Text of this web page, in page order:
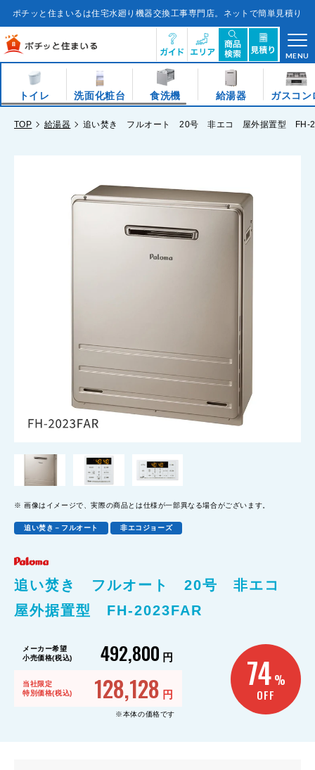
テ
に
ス
キ
プ
ポチッと住まいるは住宅水廻り機器交換工事専門店。ネットで簡単見積り
MENU
トイレ 洗面化粧台 食洗機 給湯器 ガスコン
TOP 給湯器 追い焚き フルオート 20号 非エコ 屋外据置型 FH-
画像はイメージで、実際の商品とは仕様が一部異なる場合がございます。
追い焚き－フルオート 非エコジョーズ
追い焚き フルオート 20号 非エコ
屋外据置型 FH-2023FAR
メーカー希望
小売価格(税込)
492,800 円
当社限定
特別価格(税込)
128,128 円
※本体の価格です
74 %
OFF